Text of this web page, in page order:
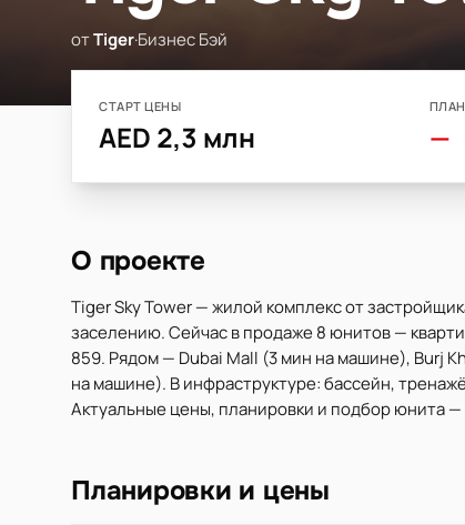
отTiger·Бизнес Бэй
СТАРТ ЦЕНЫ
AED 2,3 млн —
О проекте
Tiger Sky Tower — жилой комплекс от
заселению. Сейчас в продаже 8 юнитов —
859. Рядом — Dubai Mall (3 мин на машине), Burj
на машине). В инфраструктуре: бассейн,
Актуальные цены, планировки и подбор юнита —
Планировки и цены